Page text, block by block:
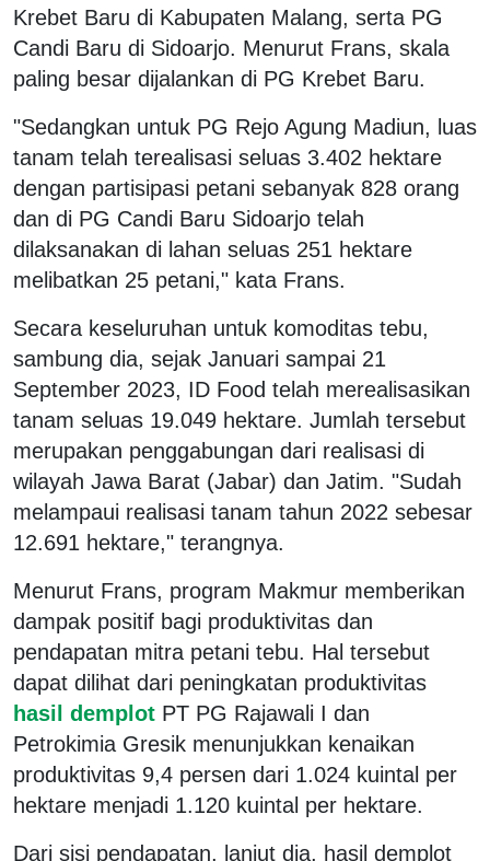
Krebet Baru di Kabupaten Malang, serta PG
Candi Baru di Sidoarjo. Menurut Frans, skala
paling besar dijalankan di PG Krebet Baru.
"Sedangkan untuk PG Rejo Agung Madiun, luas
tanam telah terealisasi seluas 3.402 hektare
dengan partisipasi petani sebanyak 828 orang
dan di PG Candi Baru Sidoarjo telah
dilaksanakan di lahan seluas 251 hektare
melibatkan 25 petani," kata Frans.
Secara keseluruhan untuk komoditas tebu,
sambung dia, sejak Januari sampai 21
September 2023, ID Food telah merealisasikan
tanam seluas 19.049 hektare. Jumlah tersebut
merupakan penggabungan dari realisasi di
wilayah Jawa Barat (Jabar) dan Jatim. "Sudah
melampaui realisasi tanam tahun 2022 sebesar
12.691 hektare," terangnya.
Menurut Frans, program Makmur memberikan
dampak positif bagi produktivitas dan
pendapatan mitra petani tebu. Hal tersebut
dapat dilihat dari peningkatan produktivitas
hasil demplot PT PG Rajawali I dan
Petrokimia Gresik menunjukkan kenaikan
produktivitas 9,4 persen dari 1.024 kuintal per
hektare menjadi 1.120 kuintal per hektare.
Dari sisi pendapatan, lanjut dia, hasil demplot